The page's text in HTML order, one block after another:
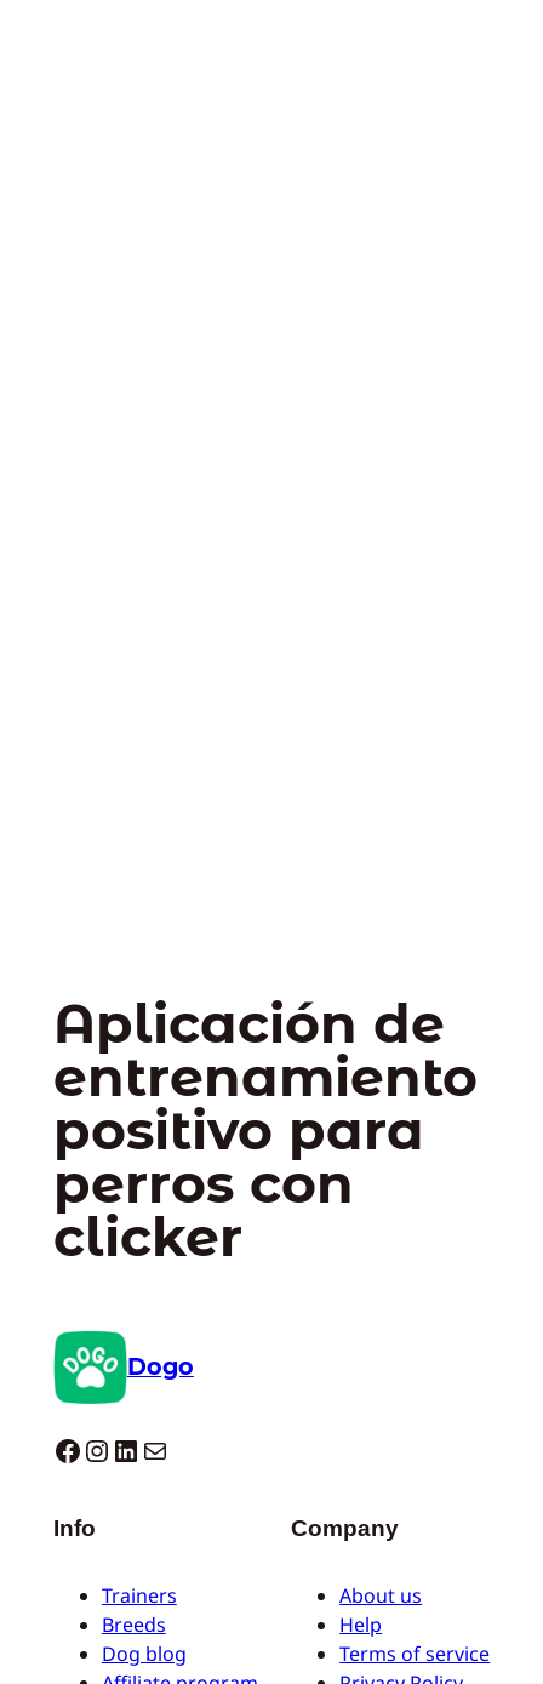
Aplicación de
entrenamiento
positivo para
perros con
clicker
Dogo
Dogo facebook InstagramLinkedIn Correo electrónico
Info
Trainers
Breeds
Dog blog
Company
About us
Help
Terms of service